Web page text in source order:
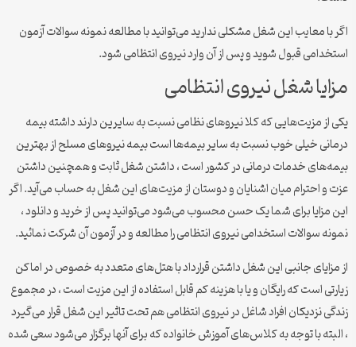
اگر با معایب این شغل مشکلی ندارید می‌توانید با مطالعه نمونه سوالات آزمون
استخدامی قبول شوید و پس از آن وارد نیروی انتظامی شود.
مزایا شغل نیروی انتظامی
یکی از مزیت‌هایی که کلا نیرو‌های نظامی نسبت به سایرین دارند داشته بیمه
درمانی خیلی خوب نسبت به سایر بیمه‌ها است بیمه نیرو‌های مسلح از بهترین
بیمه‌های خدمات درمانی در کشور است ، داشتن شغل ثابت و همچنین داشتن
عزت و احترام میان اشنایان و دوستان از مزیت‌های این شغل به حساب می‌آید. اگر
این مزایا برای شما یک حسن محسوب می‌شود می‌توانید پس از خرید و دانلود ،
نمونه سوالات استخدامی نیروی انتظامی را مطالعه و در آزمون آن شرکت نمائید.
از مزایای جانبی این شغل داشتن قرارداد با هتل‌های متعدد به خصوص در اماکن
زیارتی است که رایگان و یا با هزینه کم قابل استفاده از این مزیت است ، در مجموع
زندگی نزدیکان افراد شاغل در نیروی انتظامی هم تحت تاثیر این شغل قرار می‌گیرد
، البته با توجه به کلاس‌های آموزش خانواده که برای آنها برگزار می‌شود سعی شده